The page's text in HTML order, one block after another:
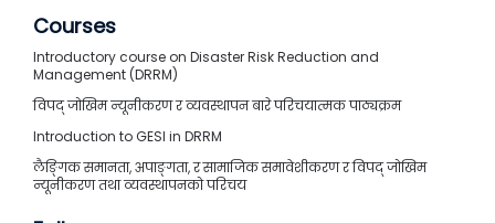
Courses
Introductory course on Disaster Risk Reduction and
Management (DRRM)
विपद् जोखिम न्यूनीकरण र व्यवस्थापन बारे परिचयात्मक पाठ्यक्रम
Introduction to GESI in DRRM
लैङ्गिक समानता, अपाङ्गता, र सामाजिक समावेशीकरण र विपद् जोखिम
न्यूनीकरण तथा व्यवस्थापनको परिचय